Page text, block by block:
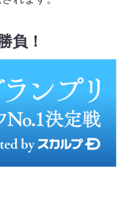
負！